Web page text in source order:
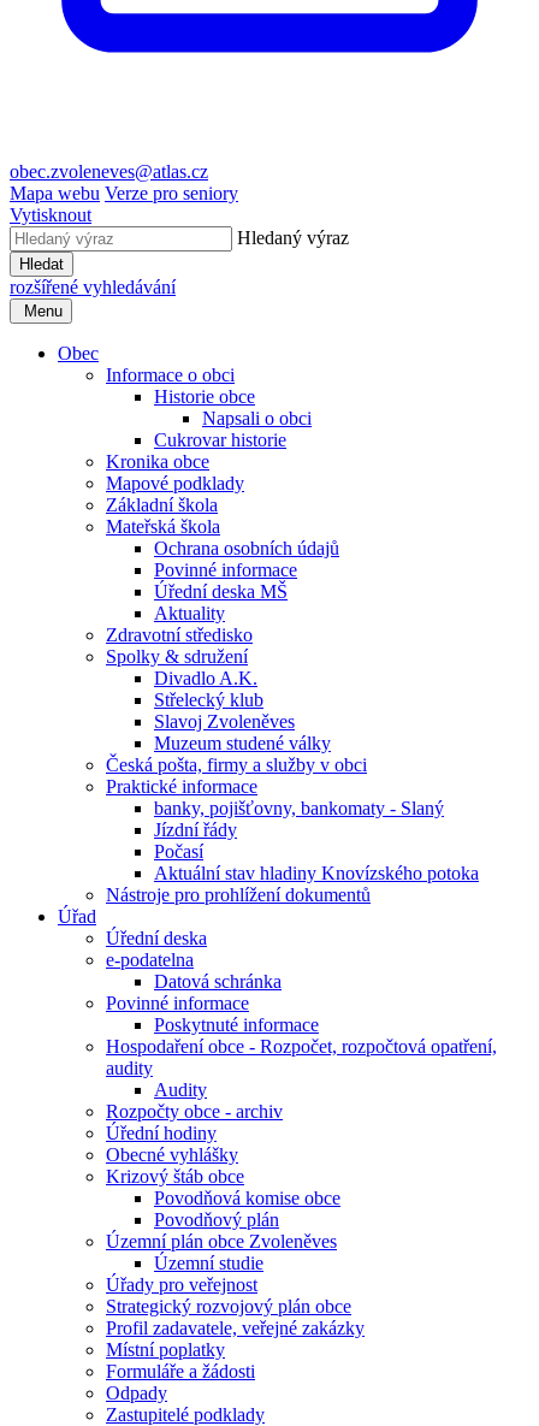
obec.zvoleneves@atlas.cz
Mapa webu Verze pro seniory
Vytisknout
Hledaný výraz
Hledat
rozšířené vyhledávání
Menu
Obec
Informace o obci
Historie obce
Napsali o obci
Cukrovar historie
Kronika obce
Mapové podklady
Základní škola
Mateřská škola
Ochrana osobních údajů
Povinné informace
Úřední deska MŠ
Aktuality
Zdravotní středisko
Spolky & sdružení
Divadlo A.K.
Střelecký klub
Slavoj Zvoleněves
Muzeum studené války
Česká pošta, firmy a služby v obci
Praktické informace
banky, pojišťovny, bankomaty - Slaný
Jízdní řády
Počasí
Aktuální stav hladiny Knovízského potoka
Nástroje pro prohlížení dokumentů
Úřad
Úřední deska
e-podatelna
Datová schránka
Povinné informace
Poskytnuté informace
Hospodaření obce - Rozpočet, rozpočtová opatření,
audity
Audity
Rozpočty obce - archiv
Úřední hodiny
Obecné vyhlášky
Krizový štáb obce
Povodňová komise obce
Povodňový plán
Územní plán obce Zvoleněves
Územní studie
Úřady pro veřejnost
Strategický rozvojový plán obce
Profil zadavatele, veřejné zakázky
Místní poplatky
Formuláře a žádosti
Odpady
Zastupitelé podklady